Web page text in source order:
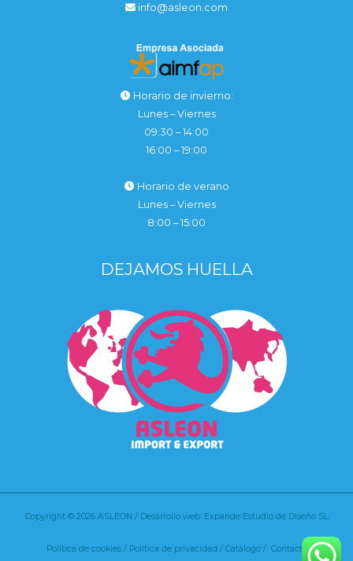
info@asleon.com
Horario de invierno:
Lunes – Viernes
09:30 – 14:00
16:00 – 19:00
Horario de verano
Lunes – Viernes
8:00 – 15:00
DEJAMOS HUELLA
Copyright © 2026 ASLEON / Desarrollo web: Expande Estudio de Diseño SL
Política de cookies/ Política de privacidad / Catálogo / Contacto